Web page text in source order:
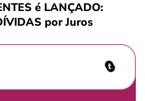
é LANÇADO:
por Juros